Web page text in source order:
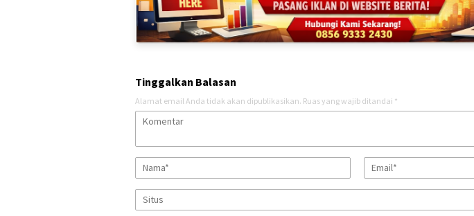
Tinggalkan Balasan
Alamat email Anda tidak akan dipublikasikan. Ruas yang wajib ditandai *